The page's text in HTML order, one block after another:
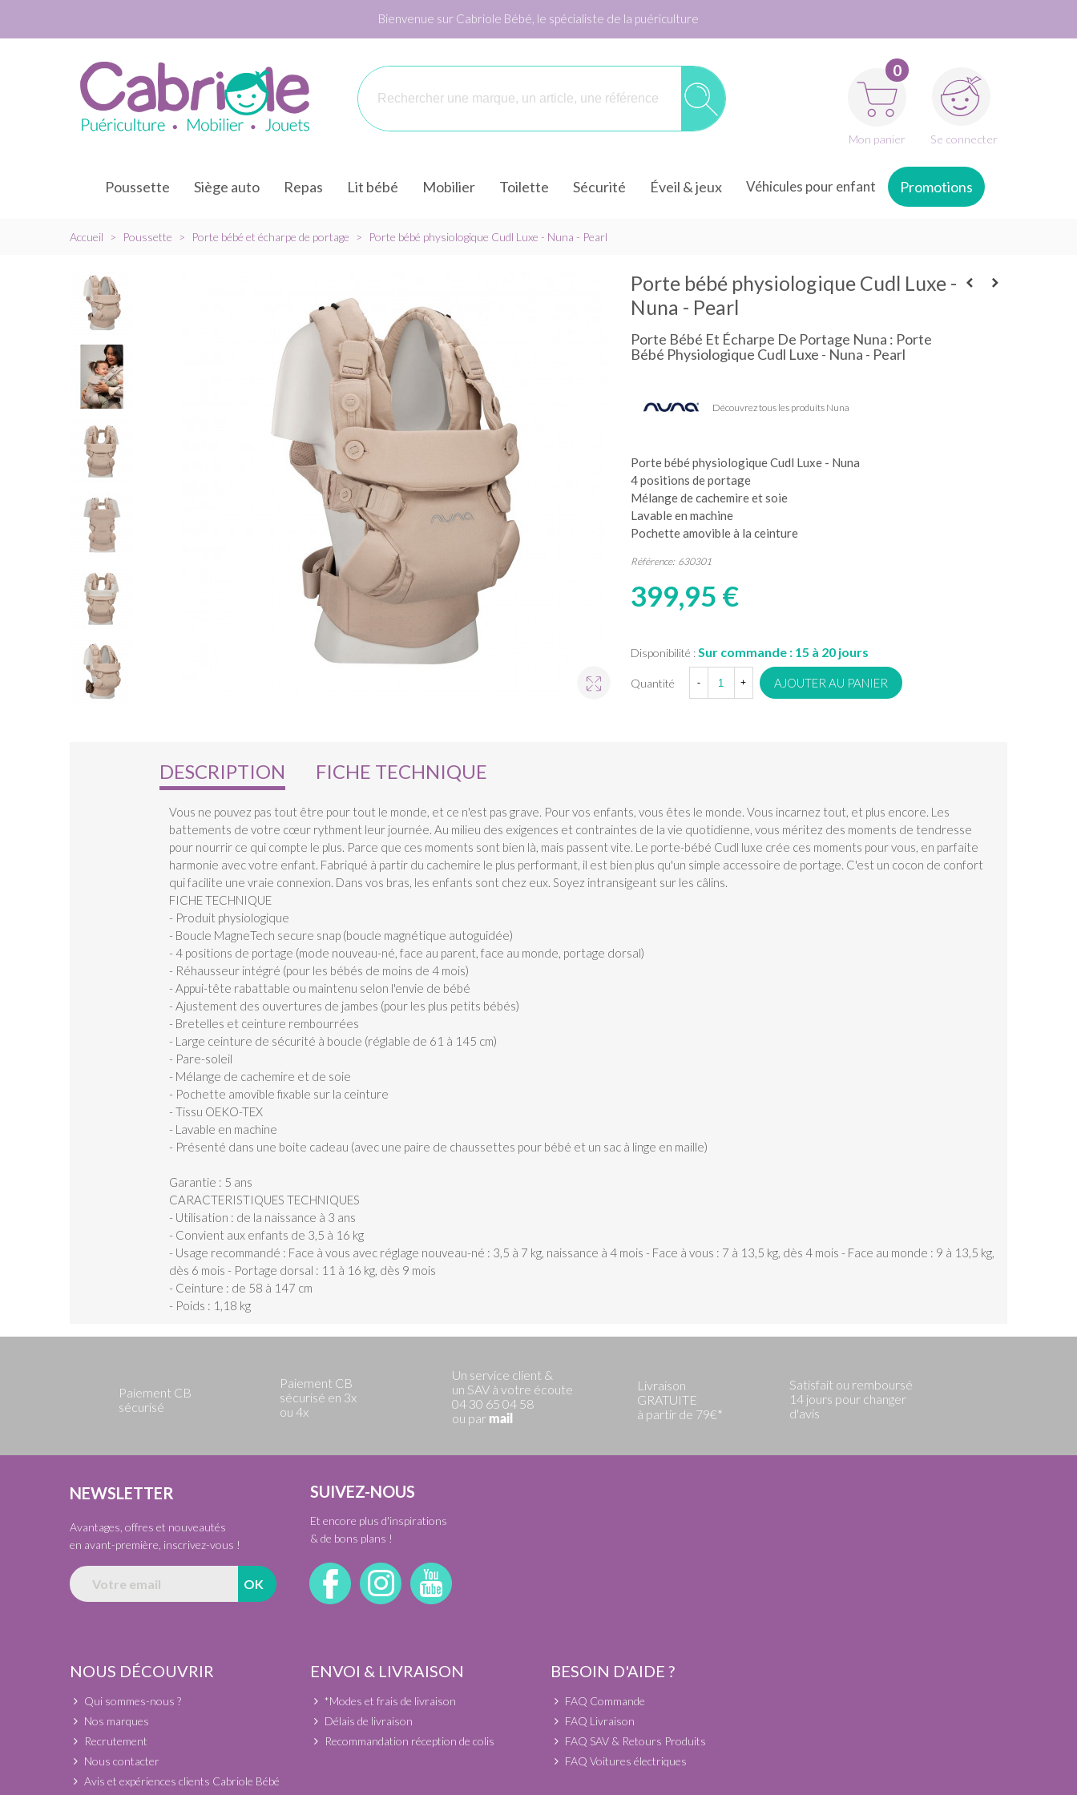
Bienvenue sur Cabriole Bébé, le spécialiste de la puériculture
0
Mon panier Se connecter
Poussette Siège auto Repas Lit bébé Mobilier Toilette Sécurité Éveil & jeux Véhicules pour enfant Promotions
Accueil > Poussette > Porte bébé et écharpe de portage > Porte bébé physiologique Cudl Luxe - Nuna - Pearl
Porte bébé physiologique Cudl Luxe -
Nuna - Pearl
Porte Bébé Et Écharpe De Portage Nuna : Porte
Bébé Physiologique Cudl Luxe - Nuna - Pearl
Découvrez tous les produits Nuna
Porte bébé physiologique Cudl Luxe - Nuna
4 positions de portage
Mélange de cachemire et soie
Lavable en machine
Pochette amovible à la ceinture
Référence: 630301
399,95 €
Disponibilité :Sur commande : 15 à 20 jours
Quantité - + AJOUTER AU PANIER
DESCRIPTION FICHE TECHNIQUE
Vous ne pouvez pas tout être pour tout le monde, et ce n'est pas grave. Pour vos enfants, vous êtes le monde. Vous incarnez tout, et plus encore. Les
battements de votre cœur rythment leur journée. Au milieu des exigences et contraintes de la vie quotidienne, vous méritez des moments de tendresse
pour nourrir ce qui compte le plus. Parce que ces moments sont bien là, mais passent vite. Le porte-bébé Cudl luxe crée ces moments pour vous, en parfaite
harmonie avec votre enfant. Fabriqué à partir du cachemire le plus performant, il est bien plus qu'un simple accessoire de portage. C'est un cocon de confort
qui facilite une vraie connexion. Dans vos bras, les enfants sont chez eux. Soyez intransigeant sur les câlins.
FICHE TECHNIQUE
- Produit physiologique
- Boucle MagneTech secure snap (boucle magnétique autoguidée)
- 4 positions de portage (mode nouveau-né, face au parent, face au monde, portage dorsal)
- Réhausseur intégré (pour les bébés de moins de 4 mois)
- Appui-tête rabattable ou maintenu selon l'envie de bébé
- Ajustement des ouvertures de jambes (pour les plus petits bébés)
- Bretelles et ceinture rembourrées
- Large ceinture de sécurité à boucle (réglable de 61 à 145 cm)
- Pare-soleil
- Mélange de cachemire et de soie
- Pochette amovible fixable sur la ceinture
- Tissu OEKO-TEX
- Lavable en machine
- Présenté dans une boite cadeau (avec une paire de chaussettes pour bébé et un sac à linge en maille)
Garantie : 5 ans
CARACTERISTIQUES TECHNIQUES
- Utilisation : de la naissance à 3 ans
- Convient aux enfants de 3,5 à 16 kg
- Usage recommandé : Face à vous avec réglage nouveau-né : 3,5 à 7 kg, naissance à 4 mois - Face à vous : 7 à 13,5 kg, dès 4 mois - Face au monde : 9 à 13,5 kg,
dès 6 mois - Portage dorsal : 11 à 16 kg, dès 9 mois
- Ceinture : de 58 à 147 cm
- Poids : 1,18 kg
Paiement CB
sécurisé
Paiement CB
sécurisé en 3x
ou 4x
Un service client &
un SAV à votre écoute
04 30 65 04 58
ou par mail
Livraison
GRATUITE
à partir de 79€*
Satisfait ou remboursé
14 jours pour changer
d'avis
NEWSLETTER
Avantages, offres et nouveautés
en avant-première, inscrivez-vous !
SUIVEZ-NOUS
Et encore plus d'inspirations
& de bons plans !
NOUS DÉCOUVRIR
Qui sommes-nous ?
Nos marques
Recrutement
Nous contacter
Avis et expériences clients Cabriole Bébé
ENVOI & LIVRAISON
*Modes et frais de livraison
Délais de livraison
Recommandation réception de colis
BESOIN D'AIDE ?
FAQ Commande
FAQ Livraison
FAQ SAV & Retours Produits
FAQ Voitures électriques